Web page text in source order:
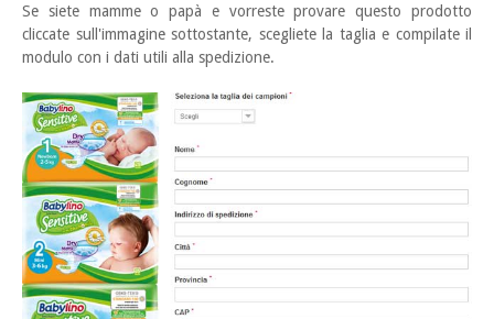
Se siete mamme o papà e vorreste provare questo prodotto
cliccate sull'immagine sottostante, scegliete la taglia e compilate il
modulo con i dati utili alla spedizione.